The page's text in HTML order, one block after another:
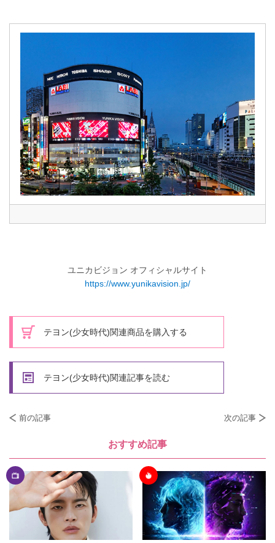
ユニカビジョン オフィシャルサイト
https://www.yunikavision.jp/
テヨン(少女時代)関連商品を購入する
テヨン(少女時代)関連記事を読む
前の記事 次の記事
おすすめ記事